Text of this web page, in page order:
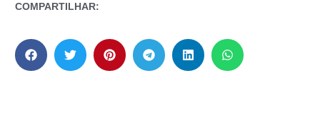
COMPARTILHAR: